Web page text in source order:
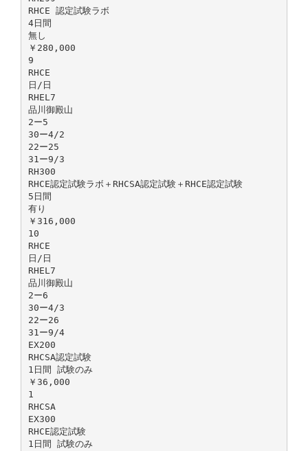
RHCE 認定試験ラボ
4日間
無し
￥280,000
9
RHCE
日/日
RHEL7
品川御殿山
2ー5
30ー4/2
22ー25
31ー9/3
RH300
RHCE認定試験ラボ＋RHCSA認定試験＋RHCE認定試験
5日間
有り
￥316,000
10
RHCE
日/日
RHEL7
品川御殿山
2ー6
30ー4/3
22ー26
31ー9/4
EX200
RHCSA認定試験
1日間 試験のみ
￥36,000
1
RHCSA
EX300
RHCE認定試験
1日間 試験のみ